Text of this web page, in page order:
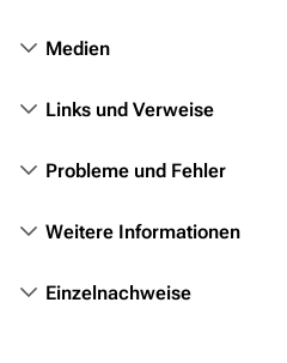
Kommerzielles
Autorenportal
Themengruppen
Medien
Links und Verweise
Probleme und Fehler
Weitere Informationen
Einzelnachweise